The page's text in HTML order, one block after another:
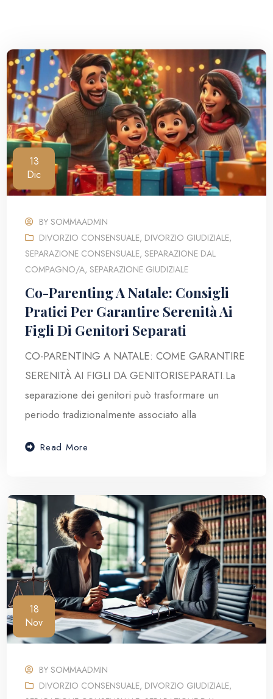
13
Dic
BYSOMMAADMIN
DIVORZIO CONSENSUALE, DIVORZIO GIUDIZIALE,
SEPARAZIONE CONSENSUALE,SEPARAZIONE DAL
COMPAGNO/A,SEPARAZIONE GIUDIZIALE
Co-Parenting A Natale: Consigli
Pratici Per Garantire Serenità Ai
Figli Di Genitori Separati
CO-PARENTING A NATALE: COME GARANTIRE
SERENITÀ AI FIGLI DA GENITORISEPARATI.La
separazione dei genitori può trasformare un
periodo tradizionalmente associato alla
Read More
18
Nov
BYSOMMAADMIN
DIVORZIO CONSENSUALE, DIVORZIO GIUDIZIALE,